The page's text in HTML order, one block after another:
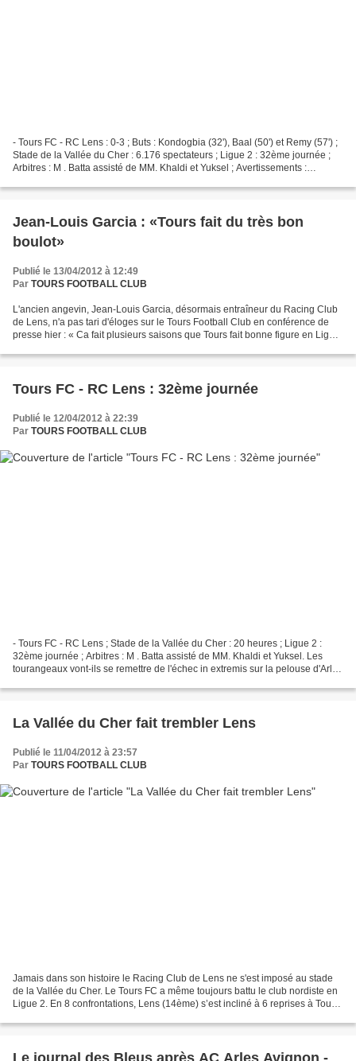
- Tours FC - RC Lens : 0-3 ; Buts : Kondogbia (32'), Baal (50') et Remy (57') ;
Stade de la Vallée du Cher : 6.176 spectateurs ; Ligue 2 : 32ème journée ;
Arbitres : M . Batta assisté de MM. Khaldi et Yuksel ; Avertissements :
Jean-Louis Garcia : «Tours fait du très bon
boulot»
Publié le 13/04/2012 à 12:49
Par TOURS FOOTBALL CLUB
L'ancien angevin, Jean-Louis Garcia, désormais entraîneur du Racing Club
de Lens, n'a pas tari d'éloges sur le Tours Football Club en conférence de
presse hier : « Ca fait plusieurs saisons que Tours fait bonne figure en Ligue
Tours FC - RC Lens : 32ème journée
Publié le 12/04/2012 à 22:39
Par TOURS FOOTBALL CLUB
- Tours FC - RC Lens ; Stade de la Vallée du Cher : 20 heures ; Ligue 2 :
32ème journée ; Arbitres : M . Batta assisté de MM. Khaldi et Yuksel. Les
tourangeaux vont-ils se remettre de l'échec in extremis sur la pelouse d'Arles
La Vallée du Cher fait trembler Lens
Publié le 11/04/2012 à 23:57
Par TOURS FOOTBALL CLUB
Jamais dans son histoire le Racing Club de Lens ne s'est imposé au stade
de la Vallée du Cher. Le Tours FC a même toujours battu le club nordiste en
Ligue 2. En 8 confrontations, Lens (14ème) s’est incliné à 6 reprises à Tours
Le journal des Bleus après AC Arles Avignon -